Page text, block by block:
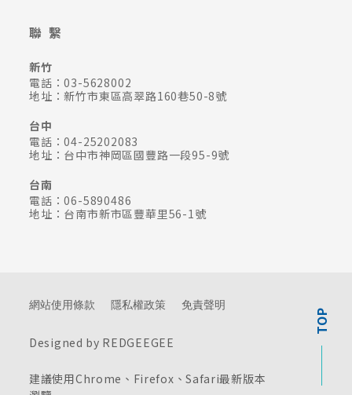
聯繫
新竹
電話：03-5628002
地址：新竹市東區高翠路160巷50-8號
台中
電話：04-25202083
地址：台中市神岡區國豐路一段95-9號
台南
電話：06-5890486
地址：台南市新市區豐華里56-1號
TOP
網站使用條款 隱私權政策 免責聲明
Designed by REDGEEGEE
建議使用Chrome、Firefox、Safari最新版本